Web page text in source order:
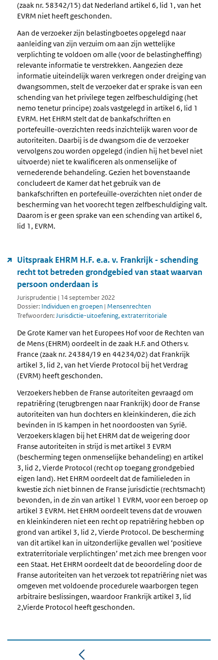
(zaak nr. 58342/15) dat Nederland artikel 6, lid 1, van het
EVRM niet heeft geschonden.
Aan de verzoeker zijn belastingboetes opgelegd naar
aanleiding van zijn verzuim om aan zijn wettelijke
verplichting te voldoen om alle (voor de belastingheffing)
relevante informatie te verstrekken. Aangezien deze
informatie uiteindelijk waren verkregen onder dreiging van
dwangsommen, stelt de verzoeker dat er sprake is van een
schending van het privilege tegen zelfbeschuldiging (het
nemo tenetur principe) zoals vastgelegd in artikel 6, lid 1
EVRM. Het EHRM stelt dat de bankafschriften en
portefeuille-overzichten reeds inzichtelijk waren voor de
autoriteiten. Daarbij is de dwangsom die de verzoeker
vervolgens zou worden opgelegd (indien hij het bevel niet
uitvoerde) niet te kwalificeren als onmenselijke of
vernederende behandeling. Gezien het bovenstaande
concludeert de Kamer dat het gebruik van de
bankafschriften en portefeuille-overzichten niet onder de
bescherming van het voorecht tegen zelfbeschuldiging valt.
Daarom is er geen sprake van een schending van artikel 6,
lid 1, EVRM.
Uitspraak EHRM H.F. e.a. v. Frankrijk - schending
recht tot betreden grondgebied van staat waarvan
persoon onderdaan is
Jurisprudentie | 14 september 2022
Dossier: Individuen en groepen | Mensenrechten
Trefwoorden:Jurisdictie-uitoefening, extraterritoriale
De Grote Kamer van het Europees Hof voor de Rechten van
de Mens (EHRM) oordeelt in de zaak H.F. and Others v.
France (zaak nr. 24384/19 en 44234/02) dat Frankrijk
artikel 3, lid 2, van het Vierde Protocol bij het Verdrag
(EVRM) heeft geschonden.
Verzoekers hebben de Franse autoriteiten gevraagd om
repatriëring (terugbrengen naar Frankrijk) door de Franse
autoriteiten van hun dochters en kleinkinderen, die zich
bevinden in IS kampen in het noordoosten van Syrië.
Verzoekers klagen bij het EHRM dat de weigering door
Franse autoriteiten in strijd is met artikel 3 EVRM
(bescherming tegen onmenselijke behandeling) en artikel
3, lid 2, Vierde Protocol (recht op toegang grondgebied
eigen land). Het EHRM oordeelt dat de familieleden in
kwestie zich niet binnen de Franse jurisdictie (rechtsmacht)
bevonden, in de zin van artikel 1 EVRM, voor een beroep op
artikel 3 EVRM. Het EHRM oordeelt tevens dat de vrouwen
en kleinkinderen niet een recht op repatriëring hebben op
grond van artikel 3, lid 2, Vierde Protocol. De bescherming
van dit artikel kan in uitzonderlijke gevallen wel ‘positieve
extraterritoriale verplichtingen’ met zich mee brengen voor
een Staat. Het EHRM oordeelt dat de beoordeling door de
Franse autoriteiten van het verzoek tot repatriëring niet was
omgeven met voldoende procedurele waarborgen tegen
arbitraire beslissingen, waardoor Frankrijk artikel 3, lid
2,Vierde Protocol heeft geschonden.